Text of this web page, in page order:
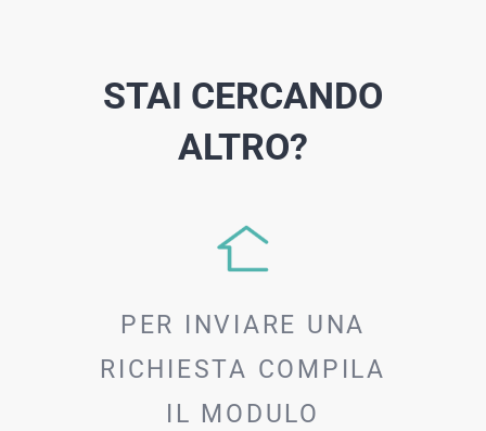
STAI CERCANDO
ALTRO?
PER INVIARE UNA
RICHIESTA COMPILA
IL MODULO